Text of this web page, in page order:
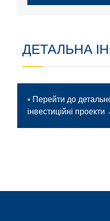
ДЕТАЛЬНА
• Перейти до
інвестиційні проекти